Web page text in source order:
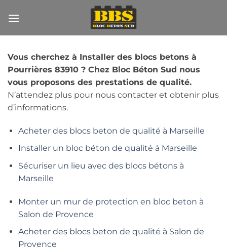
au
Vous cherchez à Installer des blocs betons à
Pourrières 83910 ? Chez Bloc Béton Sud nous
vous proposons des prestations de qualité.
N’attendez plus pour nous contacter et obtenir plus
d’informations.
Acheter des blocs beton de qualité à Marseille
Installer un bloc béton de qualité à Marseille
Sécuriser un lieu avec des blocs bétons à
Marseille
Monter un mur de protection en bloc beton à
Salon de Provence
Acheter des blocs beton de qualité à Salon de
Provence